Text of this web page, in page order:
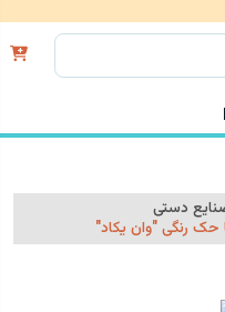
دستی
حک رنگی "وان یکاد"